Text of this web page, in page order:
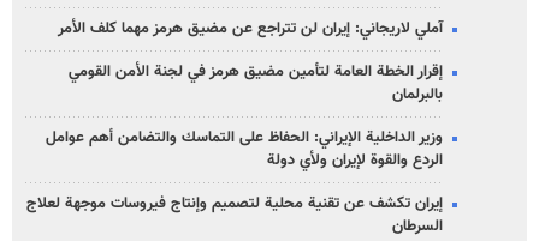
آملي لاريجاني: إيران لن تتراجع عن مضيق هرمز مهما كلف الأمر
إقرار الخطة العامة لتأمين مضيق هرمز في لجنة الأمن القومي
بالبرلمان
وزير الداخلية الإيراني: الحفاظ على التماسك والتضامن أهم عوامل
الردع والقوة لإيران ولأي دولة
إيران تكشف عن تقنية محلية لتصميم وإنتاج فيروسات موجهة لعلاج
السرطان